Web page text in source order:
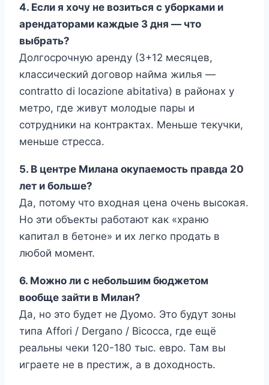
4. Если я хочу не возиться с уборками и
арендаторами каждые 3 дня — что
выбрать?
Долгосрочную аренду (3+12 месяцев,
классический договор найма жилья —
contratto di locazione abitativa) в районах у
метро, где живут молодые пары и
сотрудники на контрактах. Меньше текучки,
меньше стресса.
5. В центре Милана окупаемость правда 20
лет и больше?
Да, потому что входная цена очень высокая.
Но эти объекты работают как «храню
капитал в бетоне» и их легко продать в
любой момент.
6. Можно ли с небольшим бюджетом
вообще зайти в Милан?
Да, но это будет не Дуомо. Это будут зоны
типа Affori / Dergano / Bicocca, где ещё
реальны чеки 120-180 тыс. евро. Там вы
играете не в престиж, а в доходность.